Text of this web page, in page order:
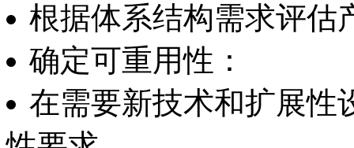
根据体系结构需求评估
确定可重用性：
在需要新技术和扩展性